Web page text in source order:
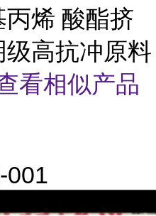
丙烯 酸酯挤
高抗冲原料
看相似产品
001